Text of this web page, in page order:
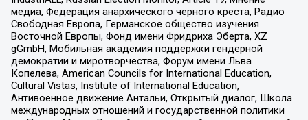
медиа, Федерация анархического черного креста, Радио
Свободная Европа, Германское общество изучения
Восточной Европы, Фонд имени Фридриха Эберта, XZ
gGmbH, Мобильная академия поддержки гендерной
демократии и миротворчества, Форум имени Льва
Копелева, American Councils for International Education,
Cultural Vistas, Institute of International Education,
Антивоенное движение Антальи, Открытый диалог, Школа
международных отношений и государственной политики